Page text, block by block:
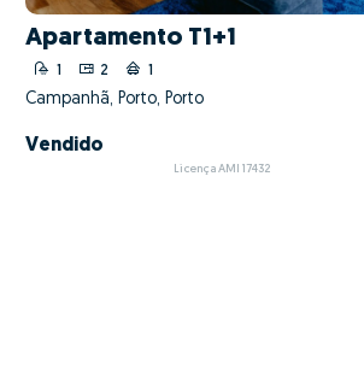
Apartamento T1+1
1 2 1
Campanhã, Porto, Porto
Vendido
Licença AMI 17432